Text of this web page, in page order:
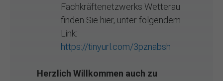
Fachkräftenetzwerks Wetterau
finden Sie hier, unter folgendem
Link:
https://tinyurl.com/3pznabsh
Herzlich Willkommen auch zu